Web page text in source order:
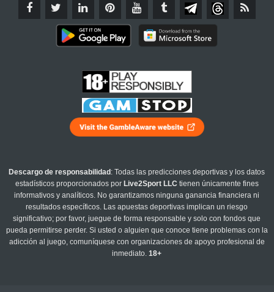
Descargo de responsabilidad : Todas las predicciones deportivas y los datos
estadísticos proporcionados por Live2Sport LLC tienen únicamente fines
informativos y analíticos. No garantizamos ninguna ganancia financiera ni
resultados específicos. Las apuestas deportivas implican un riesgo
significativo; por favor, juegue de forma responsable y solo con fondos que
pueda permitirse perder. Si usted o alguien que conoce tiene problemas con la
adicción al juego, comuníquese con organizaciones de apoyo profesional de
inmediato.18+